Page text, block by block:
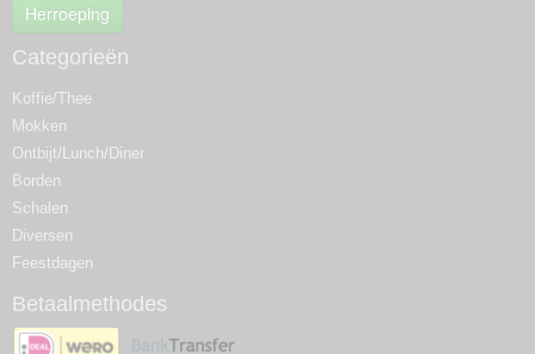
Herroeping
Categorieën
Koffie/Thee
Mokken
Ontbijt/Lunch/Diner
Borden
Schalen
Diversen
Feestdagen
Betaalmethodes